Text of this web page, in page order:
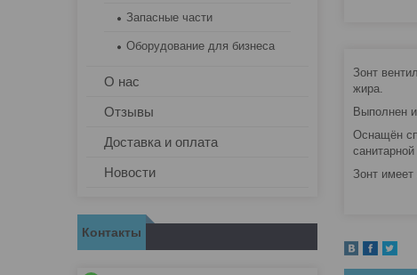
Зонт
жира.
Выполнен
Оснащён
Зонт имеет
Запасные части
Оборудование для бизнеса
О нас
Отзывы
Доставка и оплата
Новости
Контакты